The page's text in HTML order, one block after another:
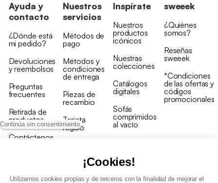
Continúa sin consentimiento
¡Cookies!
Utilizamos cookies propias y de terceros con la finalidad de mejorar el
Ayuda y
contacto
¿Dónde está
mi pedido?
Devoluciones
y reembolsos
Preguntas
frecuentes
Retirada de
productos
Contáctenos
Nuestros
servicios
Métodos de
pago
Métodos y
condiciones
de entrega
Piezas de
recambio
Tarjeta
regalo
Inspírate
Nuestros
productos
icónicos
Nuestras
colecciones
Catálogos
digitales
Sofás
comprimidos
al vacío
sweeek
¿Quiénes
somos?
Reseñas
sweeek
*Condiciones
de las ofertas y
códigos
promocionales